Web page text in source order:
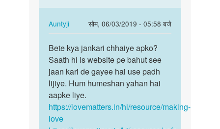
Karna
he
by
Pritam
yadav
Auntyji
सोम, 06/03/2019 - 05:58 बजे
In
reply
to
Sex
by
Sashii
Bete
kya
jankari
chhaiye…
Bete kya jankari chhaiye apko?
Saath hi Is website pe bahut see
jaan kari de gayee hai use padh
lijiye. Hum humeshan yahan hai
aapke liye.
https://lovematters.in/hi/resource/making-
love